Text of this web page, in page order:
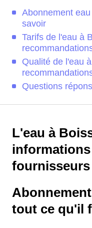
Abonnement
savoir
Tarifs de l'eau à
Qualité de l'eau
Questions
L'eau à
tout ce qu'il